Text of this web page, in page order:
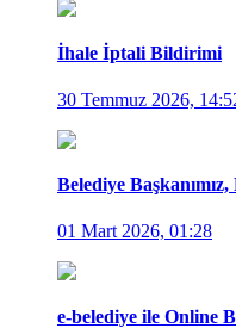
İhale İptali Bildirimi
30 Temmuz 2026,
Belediye
01 Mart 2026, 01:28
e-belediye ile Online